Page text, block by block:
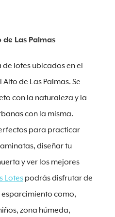
Las Palmas
de lotes ubicados en el
de Las Palmas. Se
con la naturaleza y la
con la misma.
para practicar
diseñar tu
y ver los mejores
Lotespodrás disfrutar de
como,
zona húmeda,